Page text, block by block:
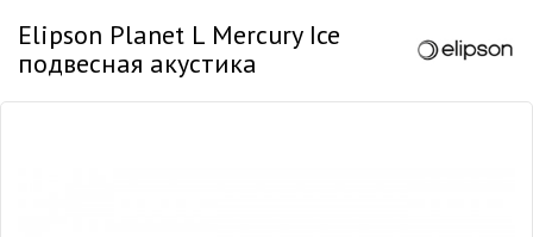
Elipson Planet L Mercury Ice
подвесная акустика